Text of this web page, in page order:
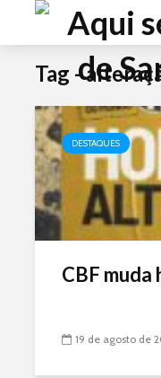
Tag -
DESTAQUES
CBF muda
19 de agosto de